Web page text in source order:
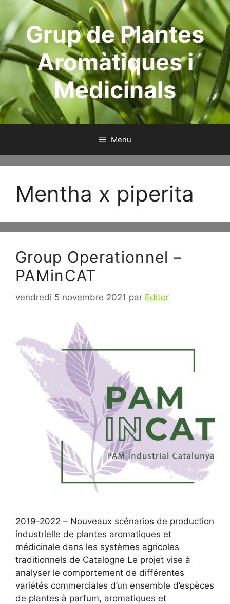
contenuGrup de Plantes
Aromàtiques i
Medicinals
Menu
Mentha x piperita
Group Operationnel –
PAMinCAT
vendredi 5 novembre 2021 par Editor
2019-2022 – Nouveaux scénarios de production
industrielle de plantes aromatiques et
médicinale dans les systèmes agricoles
traditionnels de Catalogne Le projet vise à
analyser le comportement de différentes
variétés commerciales d’un ensemble d’espèces
de plantes à parfum, aromatiques et